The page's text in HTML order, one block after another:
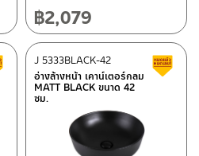
8668 / 091-545-0556
Chiangmai
Doysaked, Chaingmai 50220
Us Click Here
฿2,079
Clearance sale
อ่างล้างหน้า เคาน์เตอร์กลม
MATT BLACK ขนาด 42
ซม.
J 5333BLACK-42